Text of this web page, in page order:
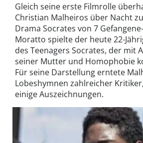
Gleich seine erste Filmrolle
Christian Malheiros über Nacht
Drama Socrates von 7
Moratto spielte der heute 22-
des Teenagers Socrates, der mit
seiner Mutter und Homophobie
Für seine Darstellung erntete
Lobeshymnen zahlreicher
einige Auszeichnungen.